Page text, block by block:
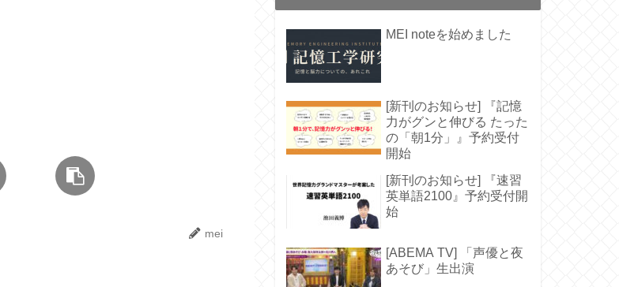
mei
MEI noteを始めました
[新刊のお知らせ] 『記憶
力がグンと伸びる たった
の「朝1分」』予約受付
開始
[新刊のお知らせ] 『速習
英単語2100』予約受付開
始
[ABEMA TV] 「声優と夜
あそび」生出演